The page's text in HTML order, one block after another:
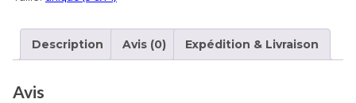
Description Avis (0) Expédition & Livraison
Avis